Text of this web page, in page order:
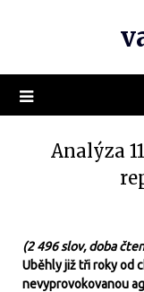
Analýza
(2 496 slov, doba
Uběhly již tři roky od
nevyprovokovanou